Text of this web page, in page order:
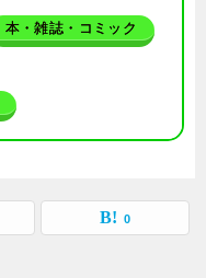
本・雑誌・コミック
0